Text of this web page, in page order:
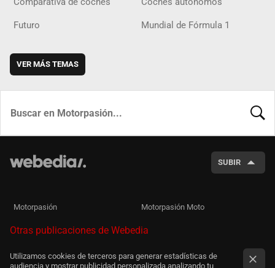
Futuro Mundial de Fórmula 1
VER MÁS TEMAS
SUBIR
Motorpasión Motorpasión Moto
Otras publicaciones de Webedia
Utilizamos cookies de terceros para generar estadísticas de
audiencia y mostrar publicidad personalizada analizando tu